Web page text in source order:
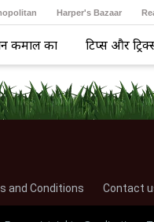
Harper's Bazaar
कमाल का टिप्स और
and Conditions Contact